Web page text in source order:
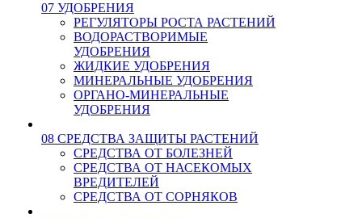
07 УДОБРЕНИЯ
РЕГУЛЯТОРЫ РОСТА РАСТЕНИЙ
ВОДОРАСТВОРИМЫЕ
УДОБРЕНИЯ
ЖИДКИЕ УДОБРЕНИЯ
МИНЕРАЛЬНЫЕ УДОБРЕНИЯ
ОРГАНО-МИНЕРАЛЬНЫЕ
УДОБРЕНИЯ
08 СРЕДСТВА ЗАЩИТЫ РАСТЕНИЙ
СРЕДСТВА ОТ БОЛЕЗНЕЙ
СРЕДСТВА ОТ НАСЕКОМЫХ
ВРЕДИТЕЛЕЙ
СРЕДСТВА ОТ СОРНЯКОВ